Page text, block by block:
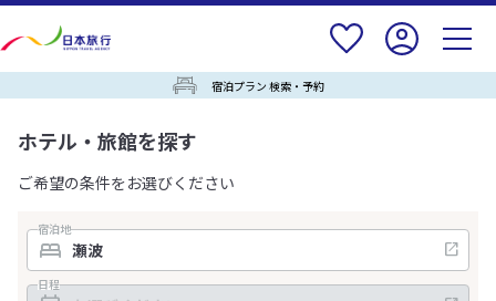
宿泊プラン 検索・予約
ホテル・旅館を探す
ご希望の条件をお選びください
宿泊地
日程